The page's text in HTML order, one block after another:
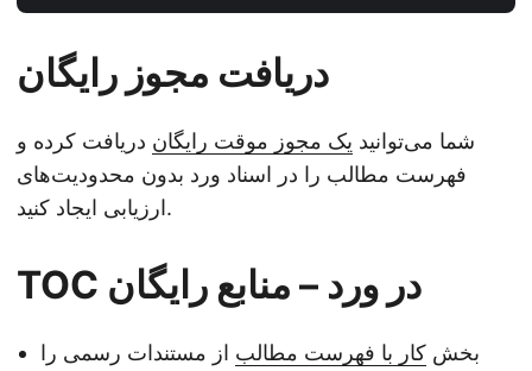
دریافت مجوز رایگان
شما می‌توانید یک مجوز موقت رایگان دریافت کرده و
فهرست مطالب را در اسناد ورد بدون محدودیت‌های
ارزیابی ایجاد کنید.
TOC در ورد – منابع رایگان
بخش کار با فهرست مطالب از مستندات رسمی را